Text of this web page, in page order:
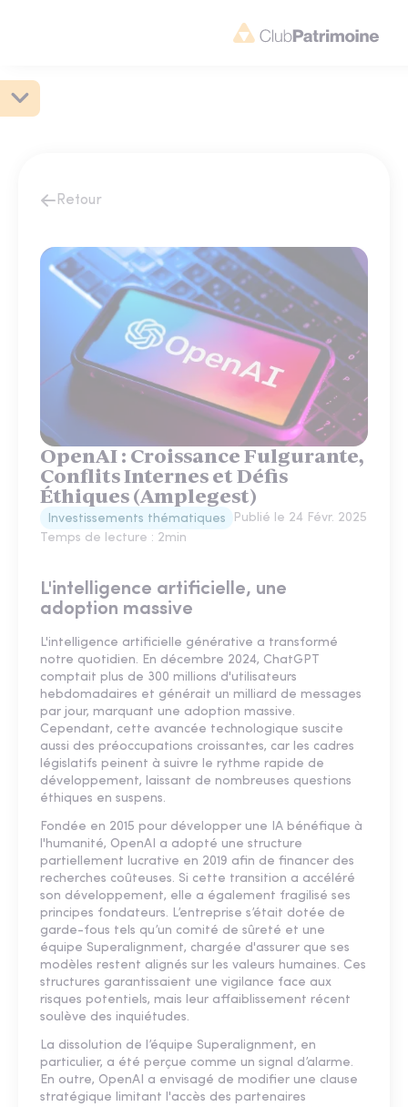
Retour
OpenAI : Croissance Fulgurante,
Conflits Internes et Défis
Éthiques (Amplegest)
Investissements thématiques Publié le 24 Févr. 2025
Temps de lecture : 2min
L'intelligence artificielle, une
adoption massive
L'intelligence artificielle générative a transformé
notre quotidien. En décembre 2024, ChatGPT
comptait plus de 300 millions d'utilisateurs
hebdomadaires et générait un milliard de messages
par jour, marquant une adoption massive.
Cependant, cette avancée technologique suscite
aussi des préoccupations croissantes, car les cadres
législatifs peinent à suivre le rythme rapide de
développement, laissant de nombreuses questions
éthiques en suspens.
Fondée en 2015 pour développer une IA bénéfique à
l'humanité, OpenAI a adopté une structure
partiellement lucrative en 2019 afin de financer des
recherches coûteuses. Si cette transition a accéléré
son développement, elle a également fragilisé ses
principes fondateurs. L’entreprise s’était dotée de
garde-fous tels qu’un comité de sûreté et une
équipe Superalignment, chargée d'assurer que ses
modèles restent alignés sur les valeurs humaines. Ces
structures garantissaient une vigilance face aux
risques potentiels, mais leur affaiblissement récent
soulève des inquiétudes.
La dissolution de l’équipe Superalignment, en
particulier, a été perçue comme un signal d’alarme.
En outre, OpenAI a envisagé de modifier une clause
stratégique limitant l'accès des partenaires